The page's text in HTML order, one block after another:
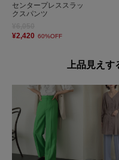
センタープレススラッ
クスパンツ
¥2,420 60%OFF
上品見え